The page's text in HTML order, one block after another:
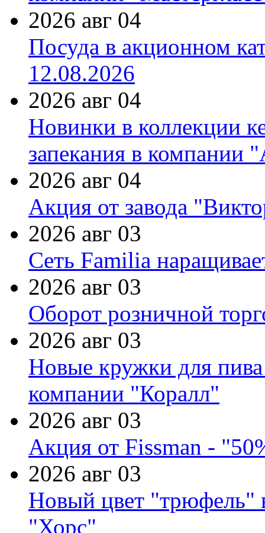
2026 авг 04
Посуда в акционном
12.08.2026
2026 авг 04
Новинки в коллекции
запекания в компании
2026 авг 04
Акция от завода
2026 авг 03
Сеть Familia
2026 авг 03
Оборот розничной
2026 авг 03
Новые кружки для
компании "Коралл"
2026 авг 03
Акция от Fissman -
2026 авг 03
Новый цвет "трюфель"
"Хорс"